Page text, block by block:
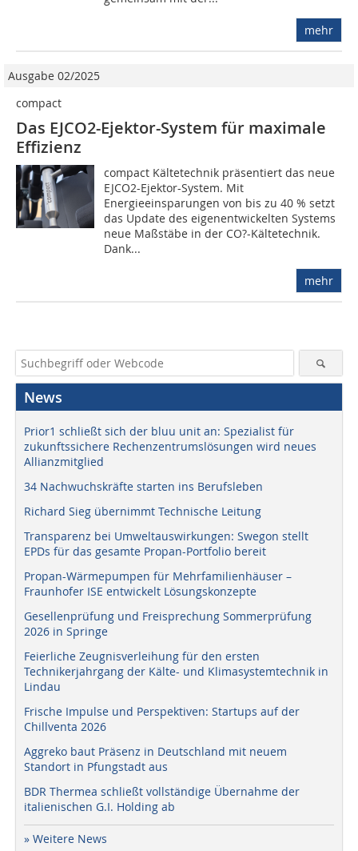
mehr
Ausgabe 02/2025
compact
Das EJCO2-Ejektor-System für maximale
Effizienz
compact Kältetechnik präsentiert das neue
EJCO2-Ejektor-System. Mit
Energieeinsparungen von bis zu 40 % setzt
das Update des eigenentwickelten Systems
neue Maßstäbe in der CO?-Kältetechnik.
Dank...
mehr
News
Prior1 schließt sich der bluu unit an: Spezialist für
zukunftssichere Rechenzentrumslösungen wird neues
Allianzmitglied
34 Nachwuchskräfte starten ins Berufsleben
Richard Sieg übernimmt Technische Leitung
Transparenz bei Umweltauswirkungen: Swegon stellt
EPDs für das gesamte Propan-Portfolio bereit
Propan-Wärmepumpen für Mehrfamilienhäuser –
Fraunhofer ISE entwickelt Lösungskonzepte
Gesellenprüfung und Freisprechung Sommerprüfung
2026 in Springe
Feierliche Zeugnisverleihung für den ersten
Technikerjahrgang der Kälte- und Klimasystemtechnik in
Lindau
Frische Impulse und Perspektiven: Startups auf der
Chillventa 2026
Aggreko baut Präsenz in Deutschland mit neuem
Standort in Pfungstadt aus
BDR Thermea schließt vollständige Übernahme der
italienischen G.I. Holding ab
» Weitere News